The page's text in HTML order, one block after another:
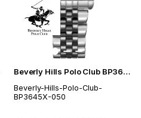
Beverly Hills Polo Club BP3645X.050 Kadın Kol Saati
Beverly-Hills-Polo-Club-
BP3645X-050